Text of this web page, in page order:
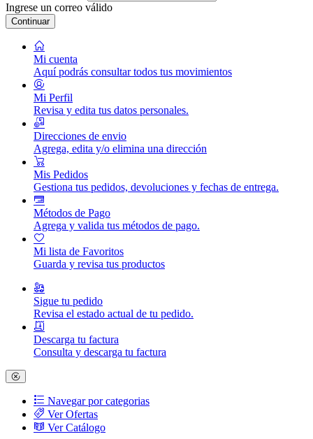
Ingrese un correo válido
Continuar
Mi cuenta
Aquí podrás consultar todos tus movimientos
Mi Perfil
Revisa y edita tus datos personales.
Direcciones de envio
Agrega, edita y/o elimina una dirección
Mis Pedidos
Gestiona tus pedidos, devoluciones y fechas de entrega.
Métodos de Pago
Agrega y valida tus métodos de pago.
Mi lista de Favoritos
Guarda y revisa tus productos
Sigue tu pedido
Revisa el estado actual de tu pedido.
Descarga tu factura
Consulta y descarga tu factura
Navegar por categorias
Ver Ofertas
Ver Catálogo